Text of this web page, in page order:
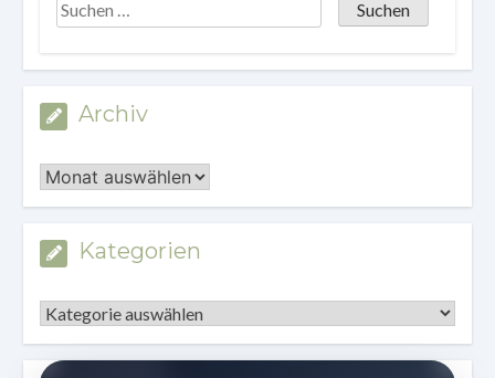
Archiv
Archiv
Kategorien
Kategorien